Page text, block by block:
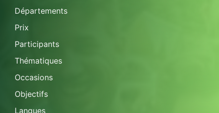
Départements
Prix
Participants
Thématiques
Occasions
Objectifs
Langues